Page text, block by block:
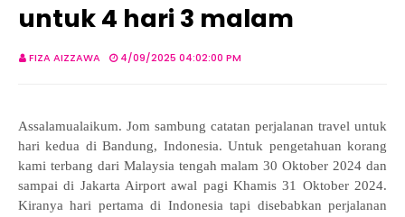
untuk 4 hari 3 malam
FIZA AIZZAWA 4/09/2025 04:02:00 PM
Assalamualaikum. Jom sambung catatan perjalanan travel untuk
hari kedua di Bandung, Indonesia. Untuk pengetahuan korang
kami terbang dari Malaysia tengah malam 30 Oktober 2024 dan
sampai di Jakarta Airport awal pagi Khamis 31 Oktober 2024.
Kiranya hari pertama di Indonesia tapi disebabkan perjalanan